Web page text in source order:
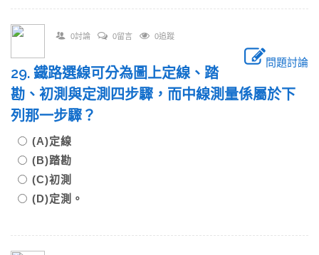
0討論 0留言 0追蹤
問題討論
29. 鐵路選線可分為圖上定線、踏
勘、初測與定測四步驟，而中線測量係屬於下
列那一步驟？
(A)定線
(B)踏勘
(C)初測
(D)定測。